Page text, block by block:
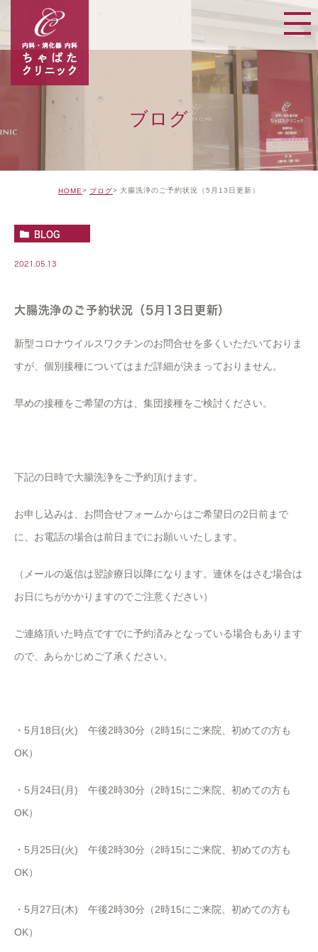
ブログ
HOME ブログ 大腸洗浄のご予約状況（5月13日更新）
BLOG
2021.05.13
大腸洗浄のご予約状況（5月13日更新）
新型コロナウイルスワクチンのお問合せを多くいただいておりま
すが、個別接種についてはまだ詳細が決まっておりません。
早めの接種をご希望の方は、集団接種をご検討ください。
下記の日時で大腸洗浄をご予約頂けます。
お申し込みは、お問合せフォームからはご希望日の2日前まで
に、お電話の場合は前日までにお願いいたします。
（メールの返信は翌診療日以降になります。連休をはさむ場合は
お日にちがかかりますのでご注意ください）
ご連絡頂いた時点ですでに予約済みとなっている場合もあります
ので、あらかじめご了承ください。
・ 5 月 18日(火) 午後2時30分（2時15にご来院、初めての方も
OK）
・ 5 月 24日(月) 午後2時30分（2時15にご来院、初めての方も
OK）
・ 5 月 25日(火) 午後2時30分（2時15にご来院、初めての方も
OK）
・ 5 月 27日(木) 午後2時30分（2時15にご来院、初めての方も
OK）